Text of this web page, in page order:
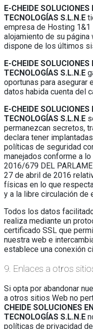
E-CHEIDE
TECNOLOGÍAS S.L.N.E
empresa de Hosting 1&1
alojamiento de su página
dispone de los últimos
E-CHEIDE
TECNOLOGÍAS S.L.N.E
oportunas para asegurar
datos habida cuenta del
E-CHEIDE
TECNOLOGÍAS S.L.N.E
permanezcan secretos,
declara tener
políticas de seguridad
manejados conforme a
2016/679 DEL
27 de abril de 2016
físicas en lo que
y a la libre circulación de
Todos los datos
realiza mediante un
certificado SSL que
nuestra web e
establece una conexión
9. Enlaces a otros
Si opta por abandonar
a otros sitios Web no
CHEIDE SOLUCIONES
TECNOLOGÍAS S.L.N.E
políticas de privacidad